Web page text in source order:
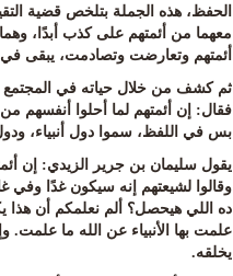
الحفظ، هذه الجملة بتلخص قضية
معهما من أئمتهم على كذب أبدًا، وهما
أئمتهم وتعارضت وتصادمت، يبقى في
ثم كشف من خلال حياته في المجتمع
فقال: إن أئمتهم لما أحلوا أنفسهم
بس في اللفظ، سموا دول أنبياء،
يقول سليمان بن جرير الزيدي: إن
وقالوا لشيعتهم إنه سيكون غدًا وفي
ده اللي هيحصل؟ ألم نعلمكم أن هذا
علمت بها الأنبياء عن الله ما علمت.
يخلقه.